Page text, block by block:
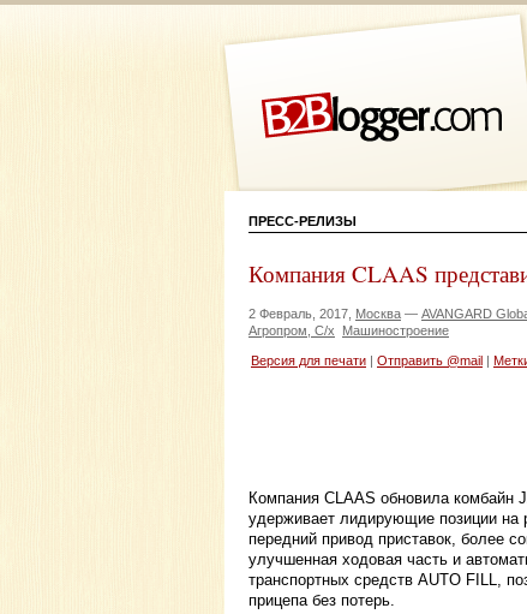
ПРЕСС-РЕЛИЗЫ
Компания CLAAS
2 Февраль, 2017, Москва — AVANGARD
Агропром, С/х
Машиностроение
Версия для печати Отправить @mail
Компания CLAAS обновила комбайн
удерживает лидирующие позиции на
передний привод приставок, более
улучшенная ходовая часть и
транспортных средств AUTO FILL,
прицепа без потерь.